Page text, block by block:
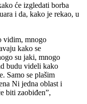
će izgledati borba
i da, kako je rekao, u
vidim, mnogo
kako se
su jaki, mnogo
budu videli kako
Samo se plašim
Ni jedna oblast i
biti zaobiđen”,